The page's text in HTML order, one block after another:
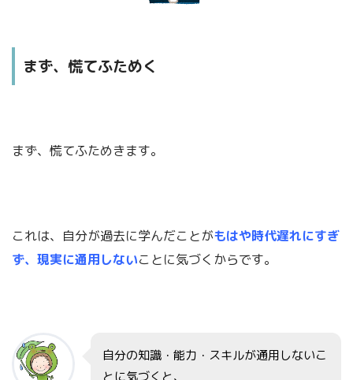
まず、慌てふためく
まず、慌てふためきます。
これは、自分が過去に学んだことがもはや時代遅れにすぎ
ず、 現実に通用しないことに気づくからです。
自分の知識・能力・スキルが通用しないこ
とに気づくと、